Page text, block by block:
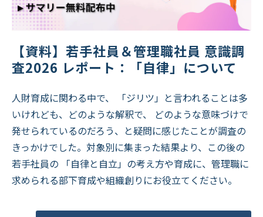
【資料】若手社員＆管理職社員 意識調
査2026 レポート：「自律」について
人財育成に関わる中で、 「ジリツ」と言われることは多
いけれども、どのような解釈で、 どのような意味づけで
発せられているのだろう、と疑問に感じたことが調査の
きっかけでした。対象別に集まった結果より、この後の
若手社員の 「自律と自立」の考え方や育成に、管理職に
求められる部下育成や組織創りにお役立てください。